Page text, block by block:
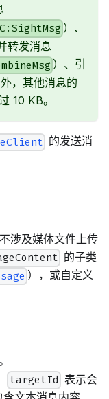
）、
转发消息
）、引
，其他消息的
10 KB。
的发送消
涉及媒体文件上传
的子类
），或自定义
targetId 表示会